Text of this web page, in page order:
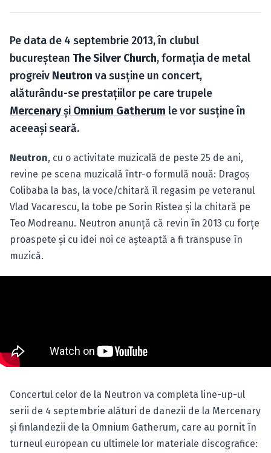
Pe data de 4 septembrie 2013, în clubul
bucureştean The Silver Church, formaţia de metal
progreiv Neutron va susţine un concert,
alăturându-se prestaţiilor pe care trupele
Mercenaryşi Omnium Gatherum le vor susţine în
aceeaşi seară.
Neutron, cu o activitate muzicală de peste 25 de ani,
revine pe scena muzicală într-o formulă nouă: Dragoş
Colibaba la bas, la voce/chitară îl regasim pe veteranul
Vlad Vacarescu, la tobe pe Sorin Ristea şi la chitară pe
Teo Modreanu. Neutron anunţă că revin în 2013 cu forţe
proaspete şi cu idei noi ce aşteaptă a fi transpuse în
muzică.
Concertul celor de la Neutron va completa line-up-ul
serii de 4 septembrie alături de danezii de la Mercenary
şi finlandezii de la Omnium Gatherum, care au pornit în
turneul european cu ultimele lor materiale discografice: